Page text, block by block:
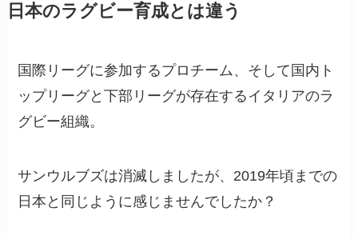
日本のラグビー育成とは違う
国際リーグに参加するプロチーム、そして国内ト
ップリーグと下部リーグが存在するイタリアのラ
グビー組織。
サンウルブズは消滅しましたが、2019年頃までの
日本と同じように感じませんでしたか？